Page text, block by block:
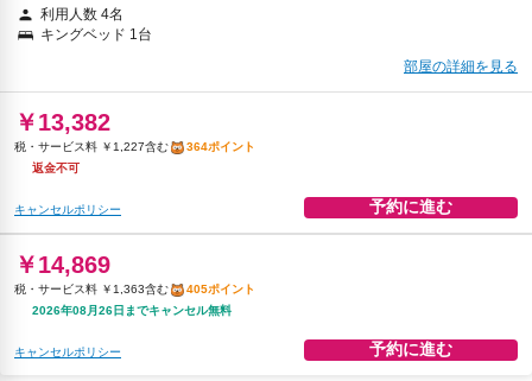
利用人数 4名
キングベッド 1台
部屋の詳細を見る
￥13,382
税・サービス料 ￥1,227含む
364ポイント
返金不可
キャンセルポリシー 予約に進む
￥14,869
税・サービス料 ￥1,363含む
405ポイント
2026年08月26日までキャンセル無料
キャンセルポリシー 予約に進む